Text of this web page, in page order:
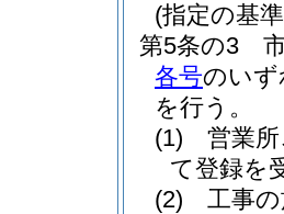
(指定の基
第5条の3
各号のい
を行う。
(1)
営業
て登録を
(2)
工事